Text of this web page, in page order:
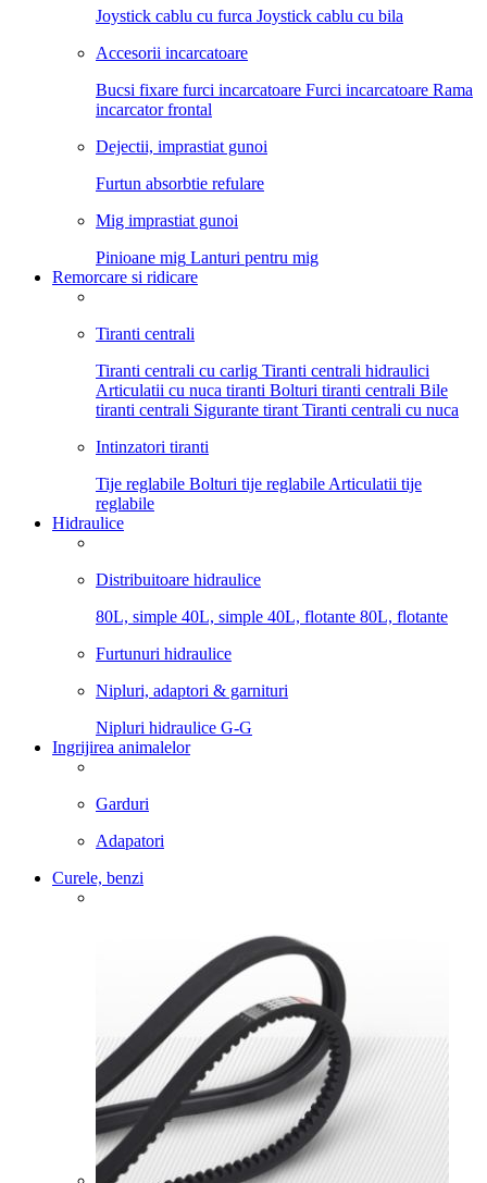
Joystick cablu cu furca Joystick cablu cu bila
Accesorii incarcatoare
Bucsi fixare furci incarcatoare Furci incarcatoare Rama
incarcator frontal
Dejectii, imprastiat gunoi
Furtun absorbtie refulare
Mig imprastiat gunoi
Pinioane mig Lanturi pentru mig
Remorcare si ridicare
Tiranti centrali
Tiranti centrali cu carlig Tiranti centrali hidraulici
Articulatii cu nuca tiranti Bolturi tiranti centrali Bile
tiranti centrali Sigurante tirant Tiranti centrali cu nuca
Intinzatori tiranti
Tije reglabile Bolturi tije reglabile Articulatii tije
reglabile
Hidraulice
Distribuitoare hidraulice
80L, simple 40L, simple 40L, flotante 80L, flotante
Furtunuri hidraulice
Nipluri, adaptori & garnituri
Nipluri hidraulice G-G
Ingrijirea animalelor
Garduri
Adapatori
Curele, benzi